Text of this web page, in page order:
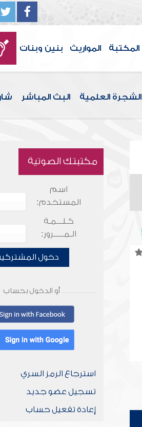
المكتبة المواريث بنين وبنات
الشجرة العلمية البث المباشر
مكتبتك الصوتية
اسم
المستخدم:
كـلـــمـة
الـمـــــرور:
دخول
أو الدخول بحساب
استرجاع الرمز السري
تسجيل عضو جديد
إعادة تفعيل حساب